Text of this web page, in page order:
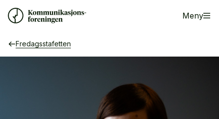
Meny
Fredagsstafetten